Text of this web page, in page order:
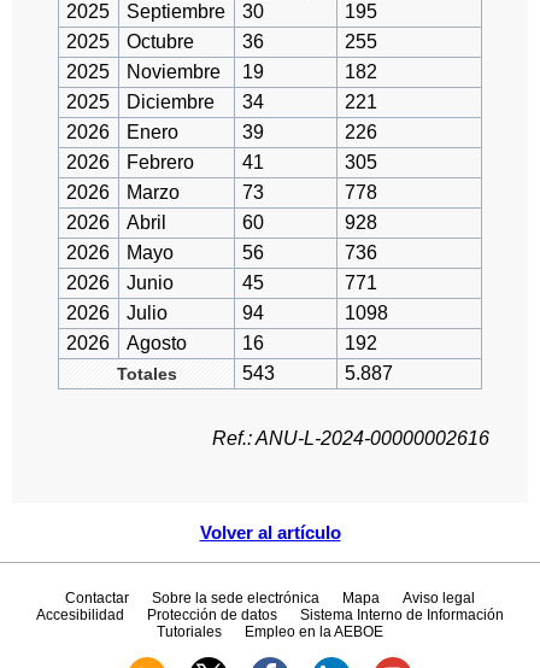
Volver al artículo
2025 Septiembre 30
195
2025
Octubre 36
255
2025
Noviembre 19
182
2025
Diciembre 34
221
2026
Enero 39
226
2026
Febrero 41
305
2026
Marzo 73
778
2026
Abril 60
928
2026
Mayo 56
736
2026
Junio 45
771
2026
Julio 94
1098
2026
Agosto 16 192
Totales 543 5.887
Ref.: ANU-L-2024-00000002616
Contactar Sobre la sede electrónica Mapa
Aviso legal
Accesibilidad
Protección de datos
Sistema Interno de Información
Tutoriales
Empleo en la AEBOE